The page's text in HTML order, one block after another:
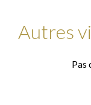
Autres
Pas